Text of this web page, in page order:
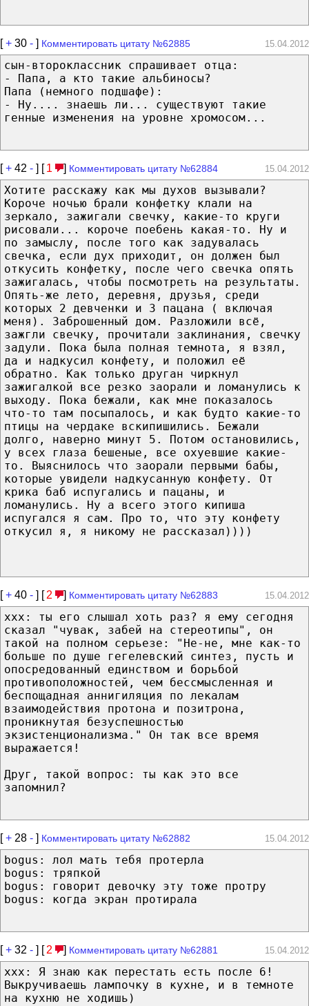
[+ 30 - ] Комментировать цитату №62885 15.04.2012
сын-второклассник спрашивает отца:
- Папа, а кто такие альбиносы?
Папа (немного подшафе):
- Ну.... знаешь ли... существуют такие
генные изменения на уровне хромосом...
[+ 42 - ] [ 1 ] Комментировать цитату №62884 15.04.2012
Хотите расскажу как мы духов вызывали?
Короче ночью брали конфетку клали на
зеркало, зажигали свечку, какие-то круги
рисовали... короче поебень какая-то. Ну и
по замыслу, после того как задувалась
свечка, если дух приходит, он должен был
откусить конфетку, после чего свечка опять
зажигалась, чтобы посмотреть на результаты.
Опять-же лето, деревня, друзья, среди
которых 2 девченки и 3 пацана ( включая
меня). Заброшенный дом. Разложили всё,
зажгли свечку, прочитали заклинания, свечку
задули. Пока была полная темнота, я взял,
да и надкусил конфету, и положил её
обратно. Как только друган чиркнул
зажигалкой все резко заорали и ломанулись к
выходу. Пока бежали, как мне показалось
что-то там посыпалось, и как будто какие-то
птицы на чердаке вскипишились. Бежали
долго, наверно минут 5. Потом остановились,
у всех глаза бешеные, все охуевшие какие-
то. Выяснилось что заорали первыми бабы,
которые увидели надкусанную конфету. От
крика баб испугались и пацаны, и
ломанулись. Ну а всего этого кипиша
испугался я сам. Про то, что эту конфету
откусил я, я никому не рассказал))))
[+ 40 - ] [ 2 ] Комментировать цитату №62883 15.04.2012
xxx: ты его слышал хоть раз? я ему сегодня
сказал "чувак, забей на стереотипы", он
такой на полном серьезе: "Не-не, мне как-то
больше по душе гегелевский синтез, пусть и
опосредованный единством и борьбой
противоположностей, чем бессмысленная и
беспощадная аннигиляция по лекалам
взаимодействия протона и позитрона,
проникнутая безуспешностью
экзистенционализма." Он так все время
выражается!
Друг, такой вопрос: ты как это все
запомнил?
[+ 28 - ] Комментировать цитату №62882 15.04.2012
bogus: лол мать тебя протерла
bogus: тряпкой
bogus: говорит девочку эту тоже протру
bogus: когда экран протирала
[+ 32 - ] [ 2 ] Комментировать цитату №62881 15.04.2012
xxx: Я знаю как перестать есть после 6!
Выкручиваешь лампочку в кухне, и в темноте
на кухню не ходишь)